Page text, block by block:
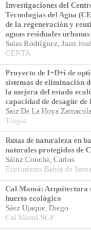
Investigaciones del
Tecnologías del Agua
de la regeneración y
aguas residuales urbanas
Salas Rodríguez, Juan José
CENTA
Proyecto de I+D+i de
sistemas de eliminación
la mejora del estado
capacidad de desagüe de
Saiz De La Hoya
Tragsa
Rutas de naturaleza en
naturales protegidos de
Sáinz Concha, Carlos
Ecoturismo Bahía de
Cal Mamá: Arquitectura
huerto ecológico
Sáez Ujaque, Diego
Cal Mamá SCP